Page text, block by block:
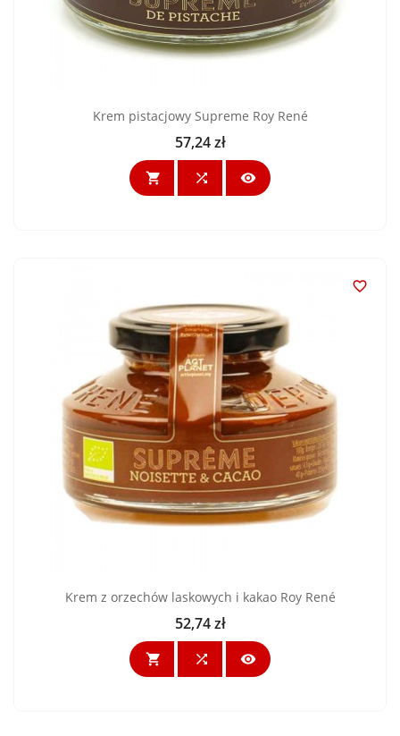
Krem pistacjowy Supreme Roy René
Cena
57,24 zł
  

Krem z orzechów laskowych i kakao Roy René
Cena
52,74 zł
  